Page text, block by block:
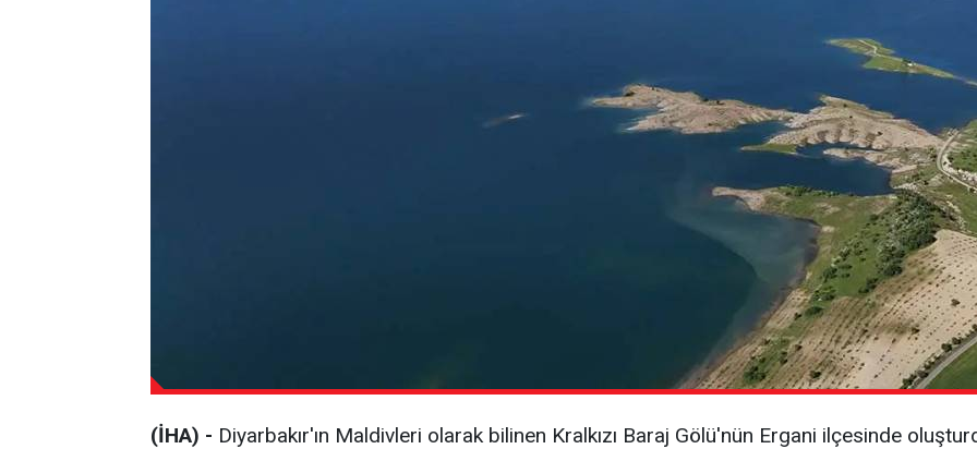
(İHA) - Diyarbakır'ın Maldivleri olarak bilinen Kralkızı Baraj Gölü'nün Ergani ilçesinde